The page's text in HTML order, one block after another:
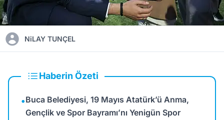
NiLAY TUNÇEL
Haberin Özeti
•Buca Belediyesi, 19 Mayıs Atatürk’ü Anma,
Gençlik ve Spor Bayramı’nı Yenigün Spor